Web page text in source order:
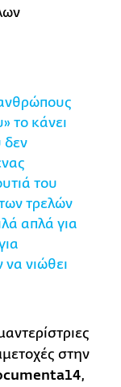
το κάνει
δεν
του
τρελών
απλά για
νιώθει
στην
,